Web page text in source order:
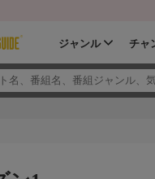
ジャンル チャ